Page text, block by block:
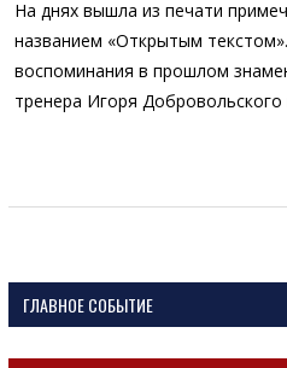
На днях вышла из печати
названием «Открытым
воспоминания в прошлом
тренера Игоря
ГЛАВНОЕ СОБЫТИЕ